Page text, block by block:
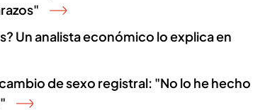
Un analista económico lo explica en
de sexo registral: "No lo he hecho